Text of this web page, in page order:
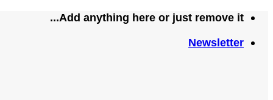
تخطيAdd anything here or just remove it...
Newsletter